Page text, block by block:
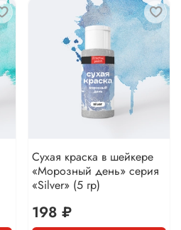
Сухая краска в шейкере
«Морозный день» серия
«Silver» (5 гр)
198 ₽